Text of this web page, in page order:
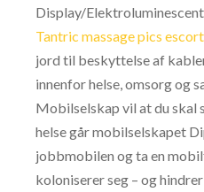
Display/
Tantric massage pics
jord til beskyttelse af
innenfor helse, omsorg og
Mobilselskap vil at du skal
helse går mobilselskapet
jobbmobilen og ta en
koloniserer seg – og